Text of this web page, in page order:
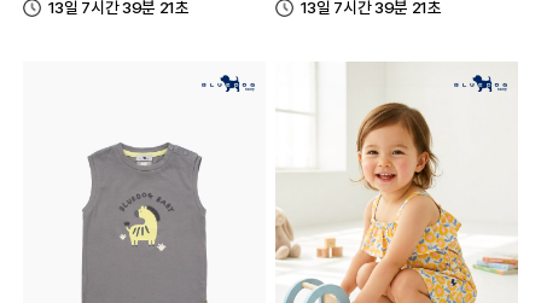
13일 7시간 39분 21초 13일 7시간 39분 21초